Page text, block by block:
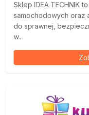
Sklep IDEA TECHNIK
samochodowych oraz
do sprawnej,
w...